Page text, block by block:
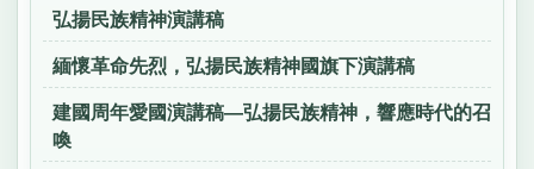
弘揚民族精神演講稿
緬懷革命先烈，弘揚民族精神國旗下演講稿
建國周年愛國演講稿—弘揚民族精神，響應時代的召
喚